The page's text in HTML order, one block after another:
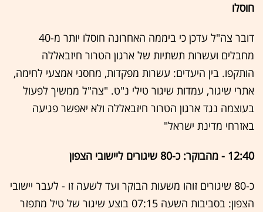
חוסלו
דובר צה"ל עדכן כי ביממה האחרונה חוסלו יותר מ-40
מחבלים ועשרות תשתיות של ארגון הטרור חיזבאללה
הותקפו. בין היעדים: עשרות מפקדות, מחסני אמצעי לחימה,
אתרי שיגור, עמדות שיגור טילי נ"ט. "צה"ל ממשיך לפעול
בעוצמה נגד ארגון הטרור חיזבאללה ולא יאפשר פגיעה
באזרחי מדינת ישראל"
12:40 - מהבוקר: כ-80 שיגורים ליישובי הצפון
כ-80 שיגורים זוהו משעות הבוקר ועד לשעה זו - לעבר יישובי
הצפון: בסביבות השעה 07:15 בוצע שיגור של טיל מתפזר